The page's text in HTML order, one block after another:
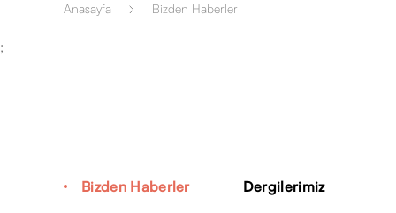
Anasayfa Bizden Haberler
;
Bizden Haberler Dergilerimiz